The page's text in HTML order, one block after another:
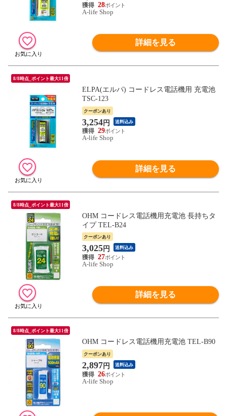
28
A-life Shop
詳細を見る
8/8時点_ポイント最大11倍
ELPA(エルパ) コードレス電話機用 充電池
TSC-123
クーポンあり
3,254円 送料込み
29
A-life Shop
詳細を見る
8/8時点_ポイント最大11倍
OHM コードレス電話機用充電池 長持ちタ
イプ TEL-B24
クーポンあり
3,025円 送料込み
27
A-life Shop
詳細を見る
8/8時点_ポイント最大11倍
OHM コードレス電話機用充電池 TEL-B90
クーポンあり
2,897 円 送料込み
26
A-life Shop